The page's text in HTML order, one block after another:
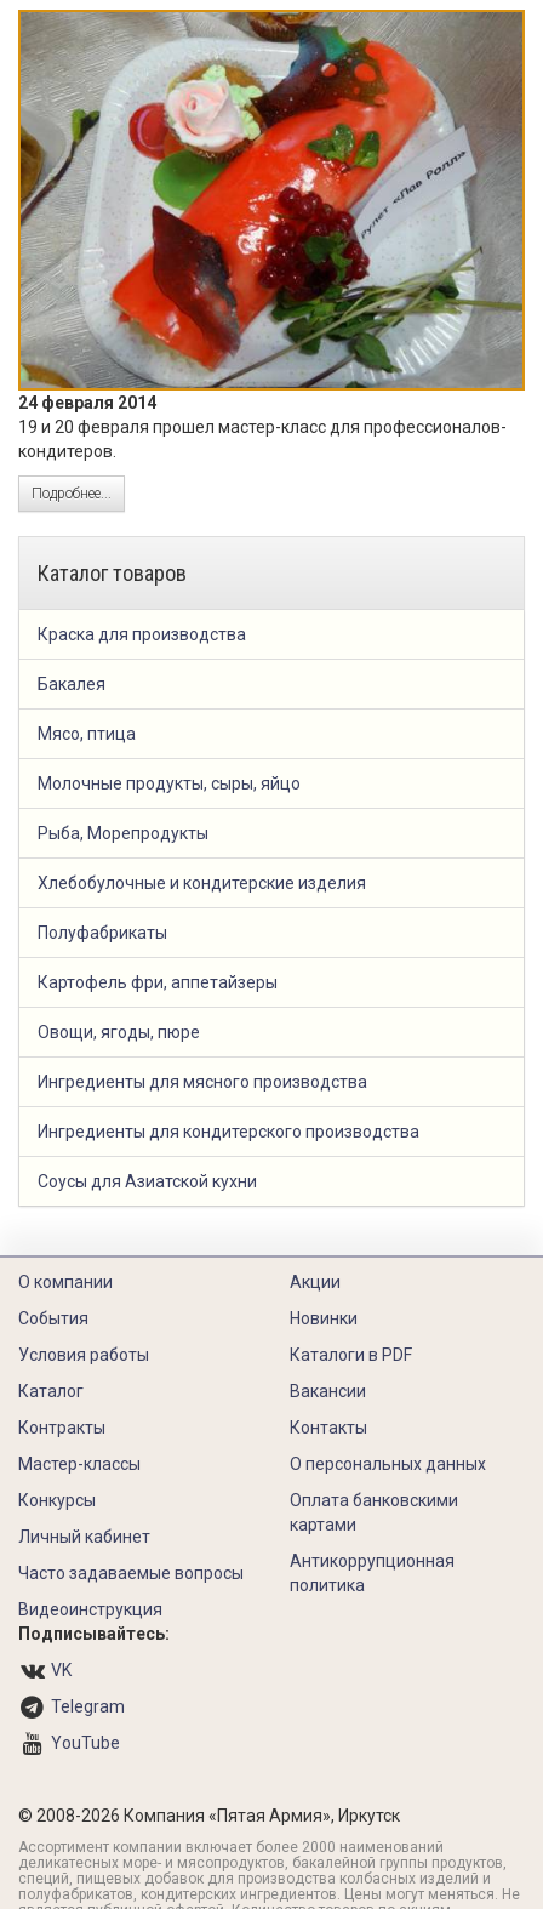
24 февраля 2014
19 и 20 февраля прошел мастер-класс для профессионалов-
кондитеров.
Подробнее...
Каталог товаров
Краска для производства
Бакалея
Мясо, птица
Молочные продукты, сыры, яйцо
Рыба, Морепродукты
Хлебобулочные и кондитерские изделия
Полуфабрикаты
Картофель фри, аппетайзеры
Овощи, ягоды, пюре
Ингредиенты для мясного производства
Ингредиенты для кондитерского производства
Соусы для Азиатской кухни
О компании
События
Условия работы
Каталог
Контракты
Акции
Новинки
Каталоги в PDF
Вакансии
Контакты
Мастер-классы
Конкурсы
Личный кабинет
Часто задаваемые вопросы
Видеоинструкция
О персональных данных
Оплата банковскими
картами
Антикоррупционная
политика
Подписывайтесь:
VK
Telegram
YouTube
© 2008-2026 Компания «Пятая Армия», Иркутск
Ассортимент компании включает более 2000 наименований
деликатесных море- и мясопродуктов, бакалейной группы продуктов,
специй, пищевых добавок для производства колбасных изделий и
полуфабрикатов, кондитерских ингредиентов. Цены могут меняться. Не